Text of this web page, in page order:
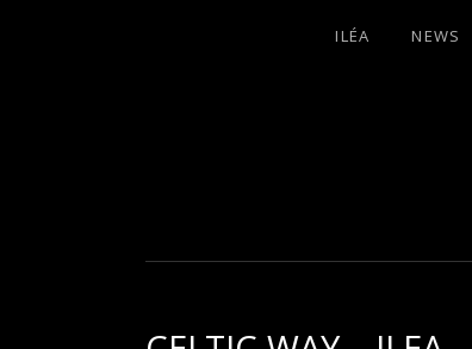
L
É
ILÉA NEWS